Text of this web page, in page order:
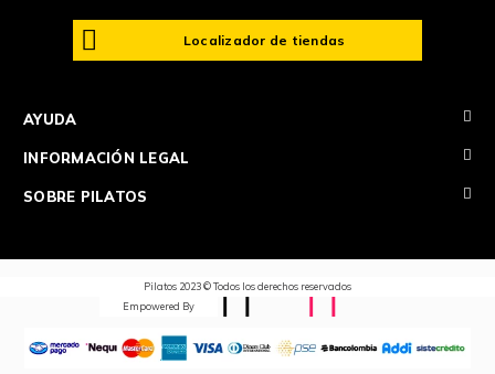
Localizador de tiendas
AYUDA +
INFORMACIÓN LEGAL +
SOBRE PILATOS +
Pilatos 2023 © Todos los derechos reservados
Empowered By